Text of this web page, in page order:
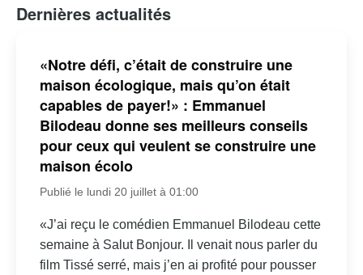
Dernières actualités
«Notre défi, c’était de construire une
maison écologique, mais qu’on était
capables de payer!» : Emmanuel
Bilodeau donne ses meilleurs conseils
pour ceux qui veulent se construire une
maison écolo
Publié le lundi 20 juillet à 01:00
«J’ai reçu le comédien Emmanuel Bilodeau cette
semaine à Salut Bonjour. Il venait nous parler du
film Tissé serré, mais j’en ai profité pour pousser